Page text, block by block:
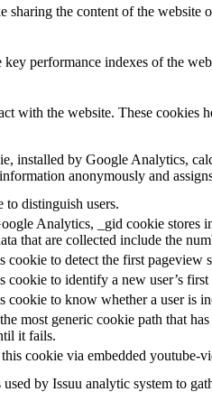
the content of the website
performance indexes of the
with the website. These
installed by Google Analytics,
anonymously and
to distinguish users.
Analytics, _gid cookie stores
that are collected include the
cookie to detect the first pageview
cookie to identify a new user’s
cookie to know whether a user is
most generic cookie path that
it fails.
cookie via embedded youtube-
by Issuu analytic system to